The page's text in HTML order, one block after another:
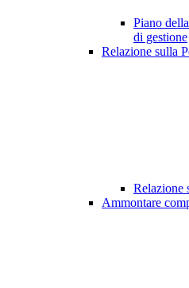
Piano
di gestione
Relazione sulla
Relazione
Ammontare